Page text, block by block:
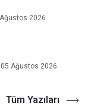
2026
05 Ağustos 2026
Tüm Yazıları